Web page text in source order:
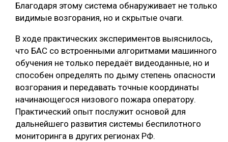
Благодаря этому система обнаруживает не только
видимые возгорания, но и скрытые очаги.
В ходе практических экспериментов выяснилось,
что БАС со встроенными алгоритмами машинного
обучения не только передаёт видеоданные, но и
способен определять по дыму степень опасности
возгорания и передавать точные координаты
начинающегося низового пожара оператору.
Практический опыт послужит основой для
дальнейшего развития системы беспилотного
мониторинга в других регионах РФ.